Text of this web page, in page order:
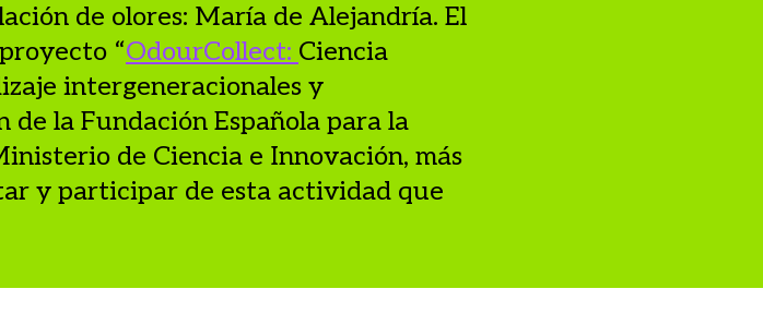
de olores: María de Alejandría. El
“OdourCollect: Ciencia
intergeneracionales y
la Fundación Española para la
de Ciencia e Innovación, más
y participar de esta actividad que